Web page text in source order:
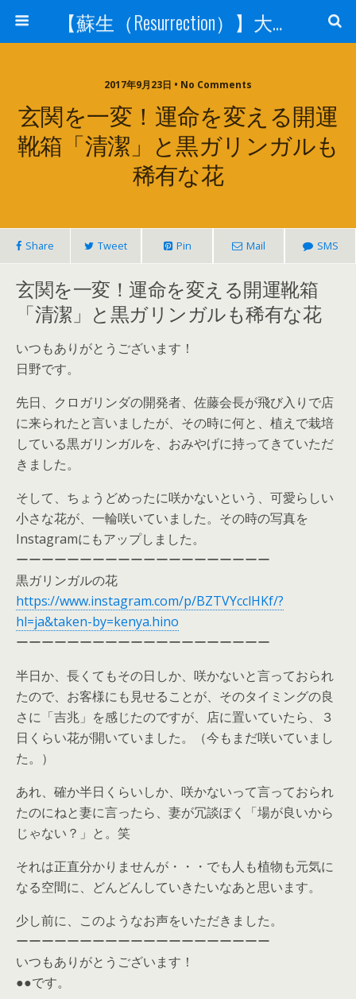
【蘇生（Resurrection）】大宇宙と人体の神秘を紐解く
2017年9月23日 • No Comments
玄関を一変！運命を変える開運
靴箱「清潔」と黒ガリンガルも
稀有な花
Share Tweet Pin Mail SMS
玄関を一変！運命を変える開運靴箱
「清潔」と黒ガリンガルも稀有な花
いつもありがとうございます！
日野です。
先日、クロガリンダの開発者、佐藤会長が飛び入りで店
に来られたと言いましたが、その時に何と、植えで栽培
している黒ガリンガルを、おみやげに持ってきていただ
きました。
そして、ちょうどめったに咲かないという、可愛らしい
小さな花が、一輪咲いていました。その時の写真を
Instagramにもアップしました。
ーーーーーーーーーーーーーーーーーーーー
黒ガリンガルの花
https://www.instagram.com/p/BZTVYcclHKf/?
hl=ja&taken-by=kenya.hino
ーーーーーーーーーーーーーーーーーーーー
半日か、長くてもその日しか、咲かないと言っておられ
たので、お客様にも見せることが、そのタイミングの良
さに「吉兆」を感じたのですが、店に置いていたら、３
日くらい花が開いていました。（今もまだ咲いていまし
た。）
あれ、確か半日くらいしか、咲かないって言っておられ
たのにねと妻に言ったら、妻が冗談ぽく「場が良いから
じゃない？」と。笑
それは正直分かりませんが・・・でも人も植物も元気に
なる空間に、どんどんしていきたいなあと思います。
少し前に、このようなお声をいただきました。
ーーーーーーーーーーーーーーーーーーーー
いつもありがとうございます！
●●です。